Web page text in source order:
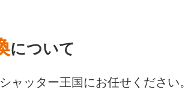
について
ャッター王国にお任せください